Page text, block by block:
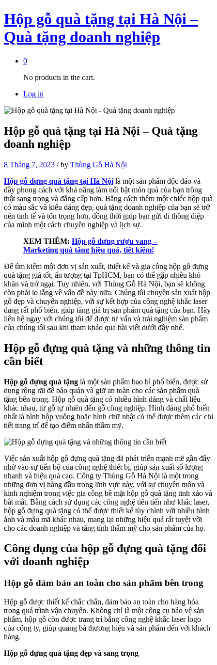
Hộp gỗ quà tặng tại Hà Nội –
Quà tặng doanh nghiệp
0
No products in the cart.
Log in
Hộp gỗ quà tặng tại Hà Nội – Quà tặng
doanh nghiệp
8 Tháng 7, 2023 /by Thùng Gỗ Hà Nội
Hộp gỗ đựng quà tặng tại Hà Nội là một sản phẩm độc đáo và
đầy phong cách với khả năng làm nổi bật món quà của bạn trông
thật sang trọng và đẳng cấp hơn. Bằng cách thêm một chiếc hộp quà
có màu sắc và kiểu dáng đẹp, quà tặng doanh nghiệp của bạn sẽ trở
nên tinh tế và tôn trọng hơn, đồng thời giúp bạn gửi đi thông điệp
của mình một cách chuyên nghiệp và lịch sự.
XEM THÊM: Hộp gỗ đựng rượu vang –
Marketing quà tặng hiệu quả, tiết kiệm!
Để tìm kiếm một đơn vị sản xuất, thiết kế và gia công hộp gỗ đựng
quà tặng giá tốt, ấn tượng tại TpHCM, bạn có thể gặp nhiều khó
khăn và trở ngại. Tuy nhiên, với Thùng Gỗ Hà Nội, bạn sẽ không
còn phải lo lắng về vấn đề này nữa. Chúng tôi chuyên sản xuất hộp
gỗ đẹp và chuyên nghiệp, với sự kết hợp của công nghệ khắc laser
đang rất phổ biến, giúp tăng giá trị sản phẩm quà tặng của bạn. Hãy
liên hệ ngay với chúng tôi để được tư vấn và trải nghiệm sản phẩm
của chúng tôi sau khi tham khảo qua bài viết dưới đây nhé.
Hộp gỗ đựng quà tặng và những thông tin
cần biết
Hộp gỗ đựng quà tặng là một sản phẩm bao bì phổ biến, được sử
dụng rộng rãi để bảo quản và giữ an toàn cho các sản phẩm quà
tặng bên trong. Hộp gỗ quà tặng có nhiều hình dáng và chất liệu
khác nhau, từ gỗ tự nhiên đến gỗ công nghiệp. Hình dáng phổ biến
nhất là hình hộp vuông hoặc hình chữ nhật có thể được thêm các chi
tiết trang trí để tạo điểm nhấn thẩm mỹ.
Việc sản xuất hộp gỗ đựng quà tặng đã phát triển mạnh mẽ gần đây
nhờ vào sự tiến bộ của công nghệ thiết bị, giúp sản xuất số lượng
nhanh và hiệu quả cao. Công ty Thùng Gỗ Hà Nội là một trong
những đơn vị hàng đầu trong lĩnh vực này, với sự chuyên môn và
kinh nghiệm trong việc gia công bề mặt hộp gỗ quà tặng tinh xảo và
bắt mắt. Bằng cách sử dụng các công nghệ tiên tiến như khắc laser,
hộp gỗ đựng quà tặng có thể được thiết kế tùy chỉnh với nhiều hình
ảnh và mẫu mã khác nhau, mang lại những hiệu quả rất tuyệt vời
cho các doanh nghiệp và tăng tính thẩm mỹ cho sản phẩm của họ.
Công dụng của hộp gỗ đựng quà tặng đối
với doanh nghiệp
Hộp gỗ đảm bảo an toàn cho sản phẩm bên trong
Hộp gỗ được thiết kế chắc chắn, đảm bảo an toàn cho hàng hóa
trong quá trình vận chuyển. Không chỉ là một công cụ bảo vệ sản
phẩm, hộp gỗ còn được trang trí bằng công nghệ khắc laser logo
của công ty, giúp quảng bá thương hiệu và sản phẩm đến với khách
hàng.
Hộp gỗ đựng quà tặng đẹp và sang trọng